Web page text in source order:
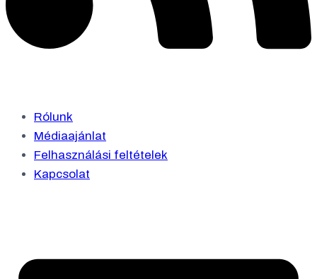
Rólunk
Médiaajánlat
Felhasználási feltételek
Kapcsolat